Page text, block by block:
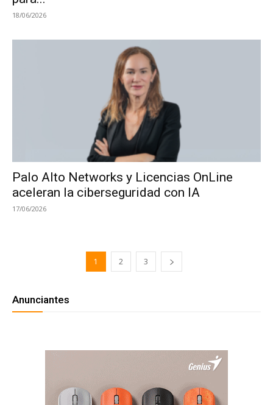
18/06/2026
Palo Alto Networks y Licencias OnLine
aceleran la ciberseguridad con IA
17/06/2026
1 2 3
Anunciantes